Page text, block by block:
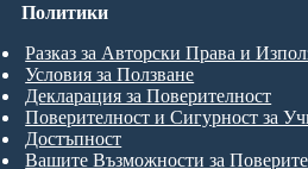
Политики
Разказ за Авторски Права и
Условия за Ползване
Декларация за Поверителност
Поверителност и Сигурност за
Достъпност
Вашите Възможности за